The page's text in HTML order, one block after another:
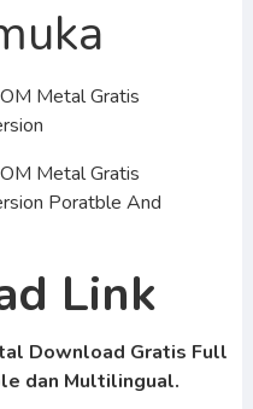
Link
Download Gratis Full
dan Multilingual.